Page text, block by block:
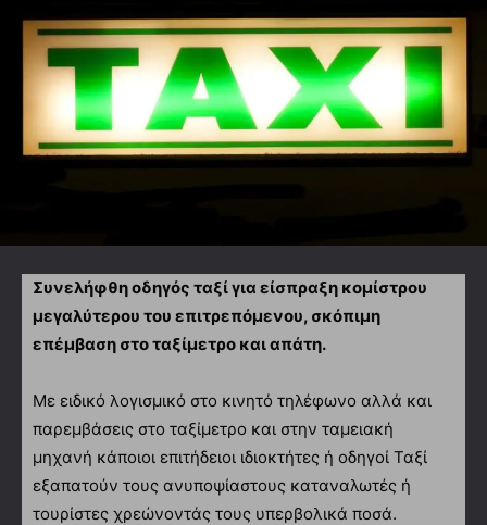
Συνελήφθη οδηγός ταξί για είσπραξη κομίστρου
μεγαλύτερου του επιτρεπόμενου, σκόπιμη
επέμβαση στο ταξίμετρο και απάτη.
Με ειδικό λογισμικό στο κινητό τηλέφωνο αλλά και
παρεμβάσεις στο ταξίμετρο και στην ταμειακή
μηχανή κάποιοι επιτήδειοι ιδιοκτήτες ή οδηγοί Ταξί
εξαπατούν τους ανυποψίαστους καταναλωτές ή
τουρίστες χρεώνοντάς τους υπερβολικά ποσά.